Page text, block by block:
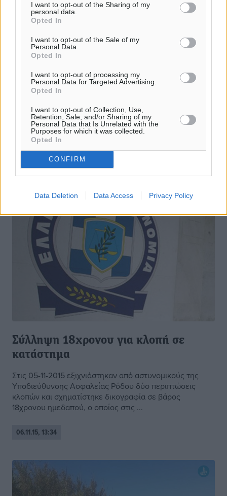
I want to opt-out of the Sharing of my
personal data.
Opted In
I want to opt-out of the Sale of my
Personal Data.
Opted In
I want to opt-out of processing my
Personal Data for Targeted Advertising.
Opted In
I want to opt-out of Collection, Use,
Retention, Sale, and/or Sharing of my
Personal Data that Is Unrelated with the
Purposes for which it was collected.
Opted In
CONFIRM
Data Deletion Data Access Privacy Policy
Συγκέντρωση ειδών πρώτης ανάγκης
από το ΠΑΜΕ Ρόδου για τους
Η Γραμματεία Ρόδου του ΠΑΜΕ ενημερώνει τα
Σωματεία και τους εργαζόμενους της περιοχής μας ότι
συλλέγει είδη πρώτης ανάγκης για τους πρόσφυγες που
φιλοξενούνται προσωρινά στο ...
06.11.15, 13:35
Σύλληψη 18χρονου για κλοπή σε
κατάστημα
Στις 05-11-2015 εξιχνιάστηκαν από αστυνομικούς της
Υποδιεύθυνσης Ασφαλείας Ρόδου δύο περιπτώσεις
κλοπών και σχηματίστηκε δικογραφία σε βάρος
18χρονου ημεδαπού, ο οποίος στις ...
06.11.15, 13:34